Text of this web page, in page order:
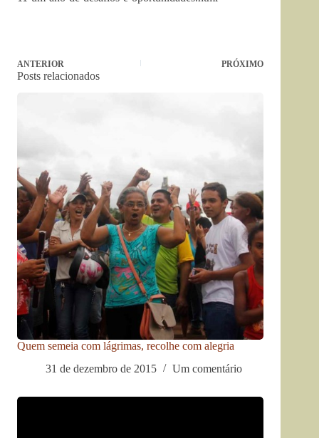
ANTERIOR PRÓXIMO
Posts relacionados
Quem semeia com lágrimas, recolhe com alegria
31 de dezembro de 2015
Um comentário